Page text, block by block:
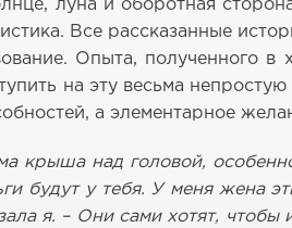
луна и оборотная
Все рассказанные
Опыта, полученного
на эту весьма
а элементарное
крыша над головой,
будут у тебя. У меня жена
я. – Они сами хотят,